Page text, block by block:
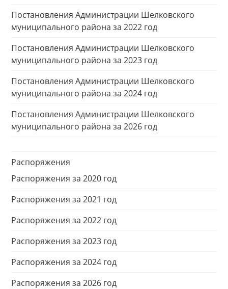
Постановления Администрации Шелковского
муниципального района за 2022 год
Постановления Администрации Шелковского
муниципального района за 2023 год
Постановления Администрации Шелковского
муниципального района за 2024 год
Постановления Администрации Шелковского
муниципального района за 2026 год
Распоряжения
Распоряжения за 2020 год
Распоряжения за 2021 год
Распоряжения за 2022 год
Распоряжения за 2023 год
Распоряжения за 2024 год
Распоряжения за 2026 год